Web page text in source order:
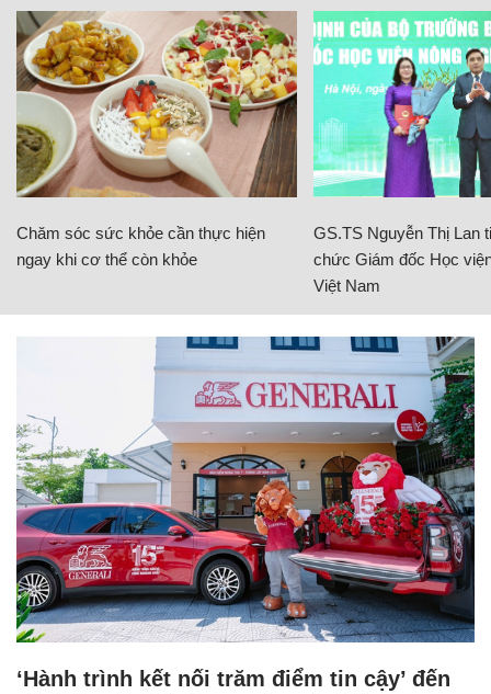
Chăm sóc sức khỏe cần thực hiện
ngay khi cơ thể còn khỏe
GS.TS Nguyễn Thị Lan
chức Giám đốc Học
Việt Nam
‘Hành trình kết nối trăm điểm tin cậy’ đến